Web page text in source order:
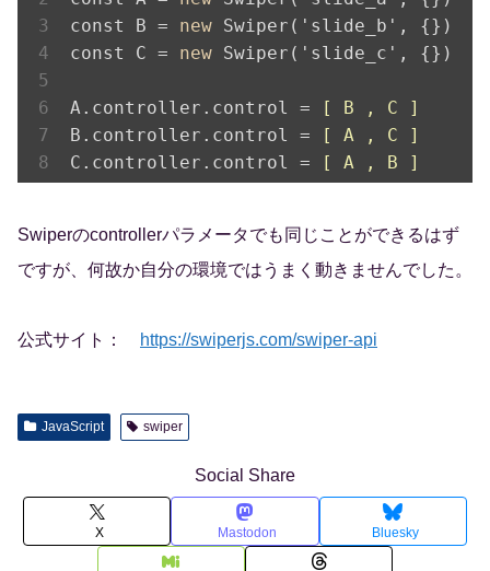
const B = new Swiper(' slide_b ', {})
const C = new Swiper(' slide_c ', {})
A . controller.control =
[ B , C ]
B . controller.control =
[ A , C ]
C . controller.control = [ A , B ]
Swiperのcontrollerパラメータでも同じことができるはず
ですが、何故か自分の環境ではうまく動きませんでした。
公式サイト： https://swiperjs.com/swiper-api
JavaScript swiper
Social Share
X Mastodon Bluesky